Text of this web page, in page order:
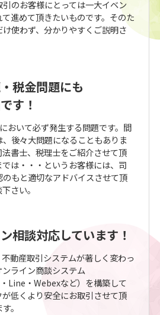
のお客様にとっては一大イベン
進めて頂きたいものです。そのた
使わず、分かりやすくご説明さ
税金問題にも
す！
おいて必ず発生する問題です。間
後々大問題になることもありま
書士、税理士をご紹介させて頂
は・・・というお客様には、司
もと適切なアドバイスさせて頂
さい。
相談対応しています！
動産取引システムが著しく変わっ
ライン商談システム
Line・Webexなど）を構築して
低くより安全にお取引させて頂
。